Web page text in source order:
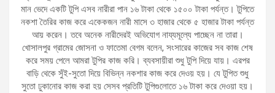
মান ভেদে একটি টুপি এসব নারীরা পান ১৬ টাকা থেকে ১৫০০ টাকা পর্যন্ত। টুপিতে
নকশা তৈরির কাজ করে একেকজন নারী মাসে ৩ হাজার থেকে ৫ হাজার টাকা পর্যন্ত
আয় করেন। তবে অনেক নারীদেরই অভিযোগ নায্যমূল্যে পাচ্ছেন না তারা।
খোসালপুর গ্রামের জোসনা ও ফাতেমা বেগম বলেন, সংসারের কাজের সব কাজ শেষ
করে সময় পেলে আমরা টুপির কাজ করি। ব্যবসায়ীরা শুধু টুপি দিয়ে যায়। এরপর
বাড়ি থেকে সুঁই-সুতো দিয়ে বিভিন্ন নকশার কাজ করে দেওয় হয়। যে টুপিত শুধু
সুতো ঢুকানোর কাজ করা হয় সেসব প্রতিটি টুপিগুলোতে ১৬ টাকা করে দেওয়া হয়।